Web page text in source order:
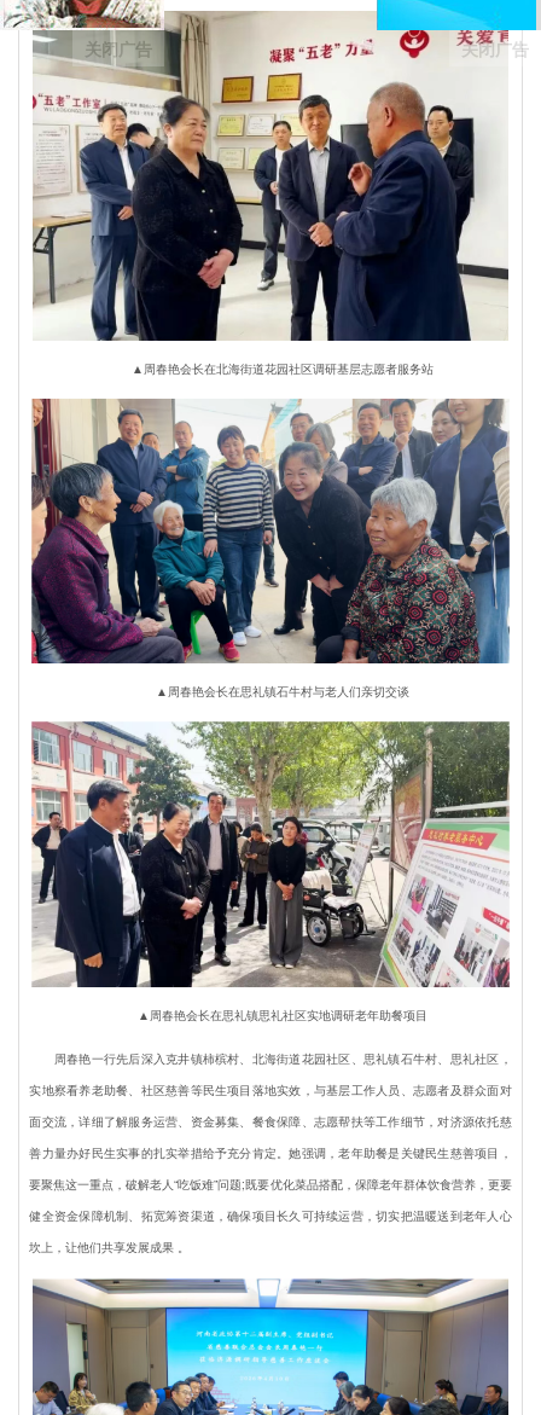
▲周春艳会长在北海街道花园社区调研基层志愿者服务站
▲周春艳会长在思礼镇石牛村与老人们亲切交谈
▲周春艳会长在思礼镇思礼社区实地调研老年助餐项目
周春艳一行先后深入克井镇柿槟村、北海街道花园社区、思礼镇石牛村、思礼社区，
实地察看养老助餐、社区慈善等民生项目落地实效，与基层工作人员、志愿者及群众面对
面交流，详细了解服务运营、资金募集、餐食保障、志愿帮扶等工作细节，对济源依托慈
善力量办好民生实事的扎实举措给予充分肯定。她强调，老年助餐是关键民生慈善项目，
要聚焦这一重点，破解老人“吃饭难”问题;既要优化菜品搭配，保障老年群体饮食营养，更要
健全资金保障机制、拓宽筹资渠道，确保项目长久可持续运营，切实把温暖送到老年人心
坎上，让他们共享发展成果 。
关闭广告 关闭广告